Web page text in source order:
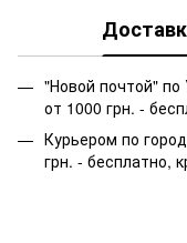
"Новой почтой" по
от 1000 грн. -
Курьером по
грн. - бесплатно,